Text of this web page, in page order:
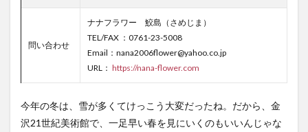
問い合わせ
ナナフラワー 鮫島（さめじま）
TEL/FAX ：0761-23-5008
Email：nana2006flower@yahoo.co.jp
URL： https://nana-flower.com
今年の冬は、雪が多くてけっこう大変だったね。だから、金
沢21世紀美術館で、一足早い春を見にいくのもいいんじゃな